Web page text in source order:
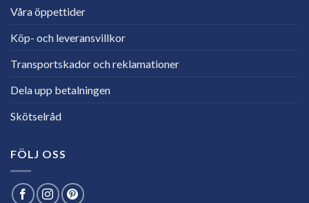
Våra öppettider
Köp- och leveransvillkor
Transportskador och reklamationer
Dela upp betalningen
Skötselråd
FÖLJ OSS